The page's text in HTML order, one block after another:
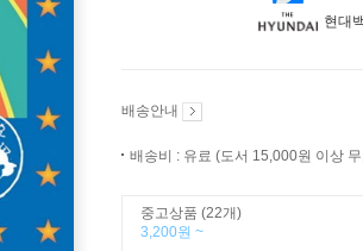
현대
배송안내
배송비 : 유료 (도서 15,000원 이상
중고상품 (22개)
3,200원 ~